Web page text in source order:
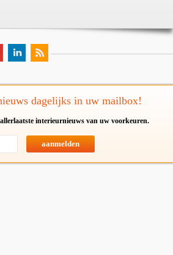
dagelijks in uw mailbox!
interieurnieuws van uw voorkeuren.
aanmelden